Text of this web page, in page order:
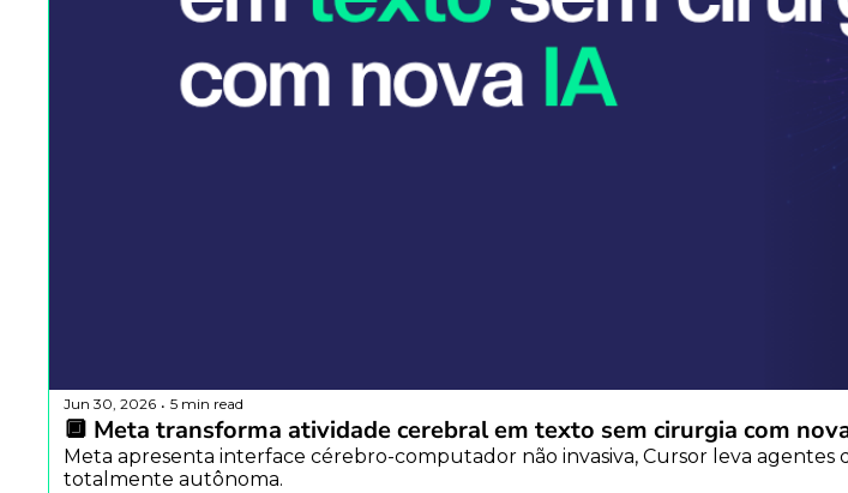
Jun 30, 2026 • 5 min read
🔲 Meta transforma atividade cerebral em texto sem cirurgia com
Meta apresenta interface cérebro-computador não invasiva, Cursor leva
totalmente autônoma.